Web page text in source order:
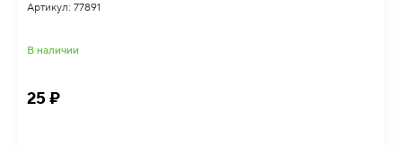
Артикул: 77891
В наличии
25 ₽